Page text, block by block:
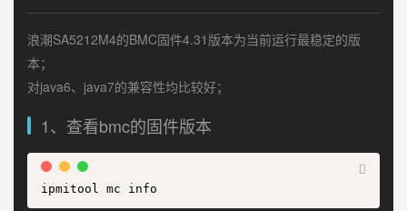
浪潮SA5212M4的BMC固件4.31版本为当前运行最稳定的版
本；
对java6、java7的兼容性均比较好；
1、查看bmc的固件版本
ipmitool mc info